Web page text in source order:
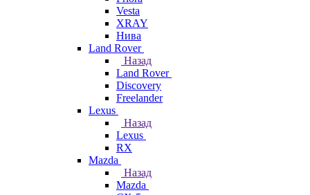
Vesta
XRAY
Нива
Land Rover
Назад
Land Rover
Discovery
Freelander
Lexus
Назад
Lexus
RX
Mazda
Назад
Mazda